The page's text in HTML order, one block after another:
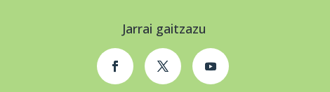
Jarrai gaitzazu